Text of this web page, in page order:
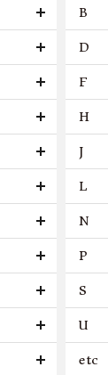
B
D
F
H
J
L
N
P
S
U
etc